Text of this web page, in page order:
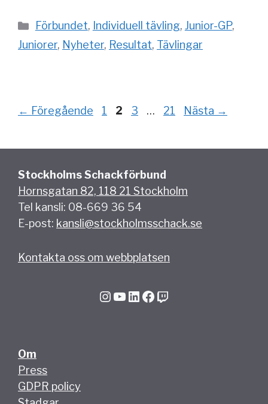
Kategorier
Förbundet, Individuell tävling, Junior-GP,
Juniorer, Nyheter, Resultat, Tävlingar
← Föregående Sida
1 Sida
2 Sida
3 … Sida
21 Nästa →
Stockholms Schackförbund
Hornsgatan 82, 118 21 Stockholm
Tel kansli: 08-669 36 54
E-post: kansli@stockholmsschack.se
Kontakta oss om webbplatsen
InstagramYouTube LinkedIn Facebook Twitch
Om
Press
GDPR policy